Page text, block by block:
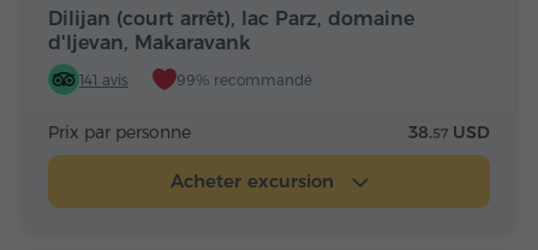
Dilijan (court arrêt), lac Parz, domaine
d'Ijevan, Makaravank
141 avis 99% recommandé
Prix par personne 38.57 USD
Acheter excursion